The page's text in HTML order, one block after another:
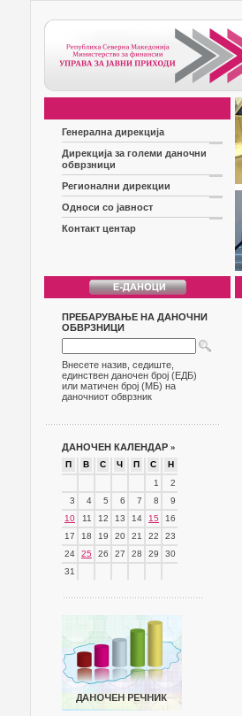
Генерална дирекција
Дирекција за големи даночни
обврзници
Регионални дирекции
Односи со јавност
Контакт центар
ПРЕБАРУВАЊЕ НА ДАНОЧНИ
ОБВРЗНИЦИ
Внесете назив, седиште,
единствен даночен број (ЕДБ)
или матичен број (МБ) на
даночниот обврзник
ДАНОЧЕН КАЛЕНДАР »
П В С Ч П С
Н
1
2
3
4 5 6 7 8
9
10
11 12 13 14 15
16
17
18 19 20 21 22
23
24
25 26 27 28 29
30
31